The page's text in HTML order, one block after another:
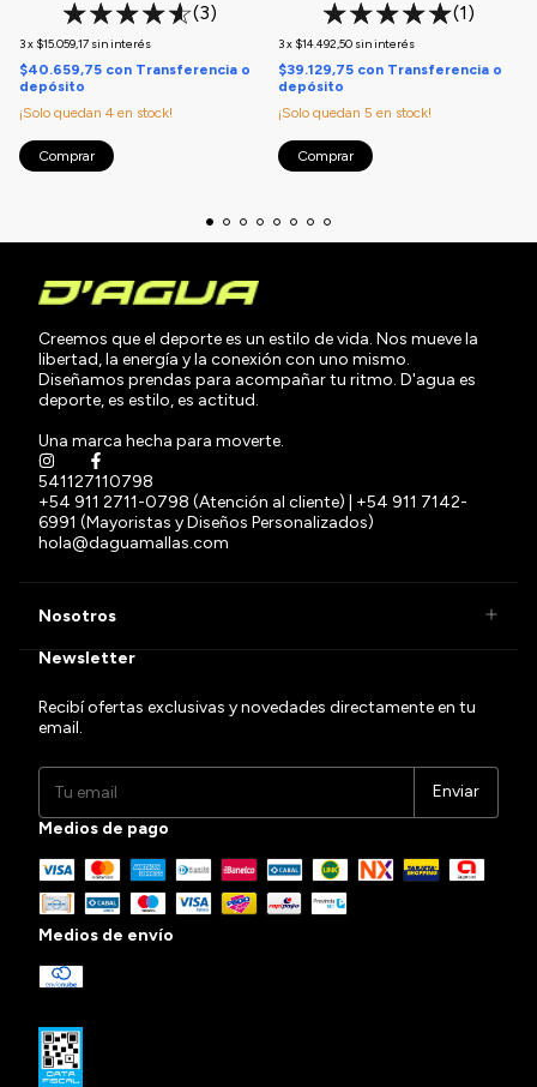
(3)
3x $15.059,17 sin interés
$40.659,75 con Transferencia o
depósito
¡Solo quedan 4 en stock!
Comprar
(1)
3x $14.492,50 sin interés
$39.129,75 con Transferencia o
depósito
¡Solo quedan 5 en stock!
Comprar
Creemos que el deporte es un estilo de vida. Nos mueve la
libertad, la energía y la conexión con uno mismo.
Diseñamos prendas para acompañar tu ritmo. D'agua es
deporte, es estilo, es actitud.
Una marca hecha para moverte.
541127110798
+54 911 2711-0798 (Atención al cliente) | +54 911 7142-
6991 (Mayoristas y Diseños Personalizados)
hola@daguamallas.com
Nosotros
Newsletter
Recibí ofertas exclusivas y novedades directamente en tu
email.
Medios de pago
Medios de envío